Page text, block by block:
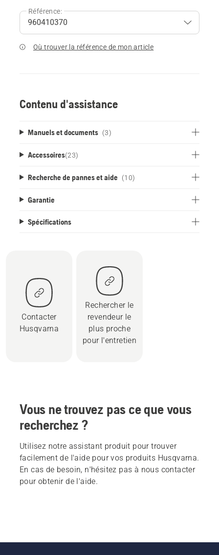
Référence:
Où trouver la référence de mon article
Contenu d'assistance
Manuels et documents (3)
Accessoires(23)
Recherche de pannes et aide (10)
Garantie
Spécifications
Contacter
Husqvarna
Rechercher le
revendeur le
plus proche
pour l'entretien
Vous ne trouvez pas ce que vous
recherchez ?
Utilisez notre assistant produit pour trouver
facilement de l'aide pour vos produits Husqvarna.
En cas de besoin, n'hésitez pas à nous contacter
pour obtenir de l'aide.